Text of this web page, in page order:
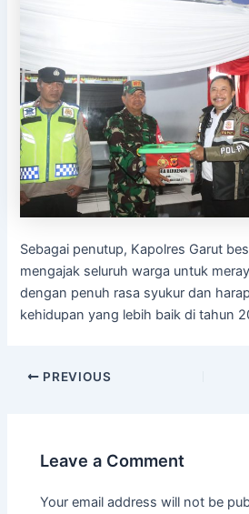
Sebagai penutup, Kapolres Garut
mengajak seluruh warga untuk
dengan penuh rasa syukur dan
kehidupan yang lebih baik di tahun
PREVIOUS
Leave a Comment
Your email address will not be